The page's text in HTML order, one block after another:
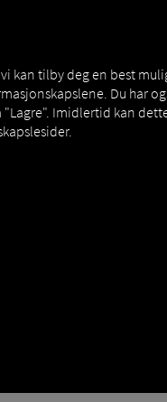
kan tilby deg en best
Du har
Imidlertid kan